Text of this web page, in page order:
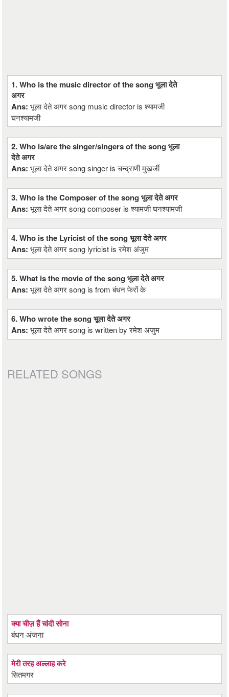
1. Who is the music director of the song भूला देते
अगर
Ans:भूला देते अगर song music director is श्यामजी
घनश्यामजी
2. Who is/are the singer/singers of the song भूला
देते अगर
Ans:भूला देते अगर song singer is चन्द्राणी मुख़र्जी
3. Who is the Composer of the song भूला देते अगर
Ans:भूला देते अगर song composer is श्यामजी घनश्यामजी
4. Who is the Lyricist of the song भूला देते अगर
Ans:भूला देते अगर song lyricist is रमेश अंजुम
5. What is the movie of the song भूला देते अगर
Ans:भूला देते अगर song is from बंधन फेरों के
6. Who wrote the song भूला देते अगर
Ans:भूला देते अगर song is written by रमेश अंजुम
RELATED SONGS
क्या चीज़ हैं चांदी सोना
बंधन अंजना
मेरी तरह अल्लाह करे
सितमगर